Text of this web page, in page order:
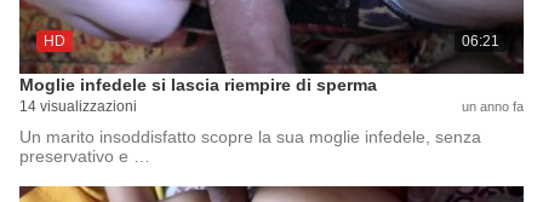
HD 06:21
Moglie infedele si lascia riempire di sperma
14 visualizzazioni un anno fa
Un marito insoddisfatto scopre la sua moglie infedele, senza
preservativo e …